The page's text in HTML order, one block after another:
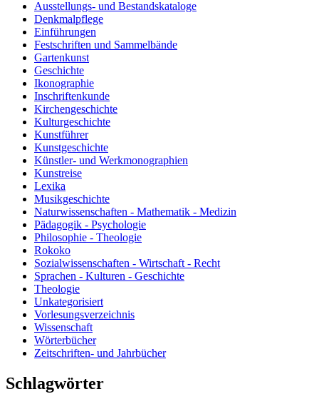
Ausstellungs- und Bestandskataloge
Denkmalpflege
Einführungen
Festschriften und Sammelbände
Gartenkunst
Geschichte
Ikonographie
Inschriftenkunde
Kirchengeschichte
Kulturgeschichte
Kunstführer
Kunstgeschichte
Künstler- und Werkmonographien
Kunstreise
Lexika
Musikgeschichte
Naturwissenschaften - Mathematik - Medizin
Pädagogik - Psychologie
Philosophie - Theologie
Rokoko
Sozialwissenschaften - Wirtschaft - Recht
Sprachen - Kulturen - Geschichte
Theologie
Unkategorisiert
Vorlesungsverzeichnis
Wissenschaft
Wörterbücher
Zeitschriften- und Jahrbücher
Schlagwörter